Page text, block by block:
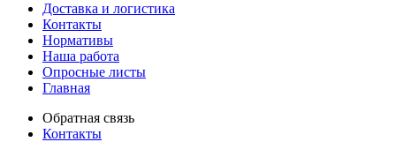
Доставка и логистика
Контакты
Нормативы
Наша работа
Опросные листы
Главная
Обратная связь
Контакты